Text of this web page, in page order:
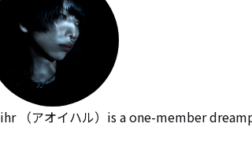
（アオイハル）is a one-member